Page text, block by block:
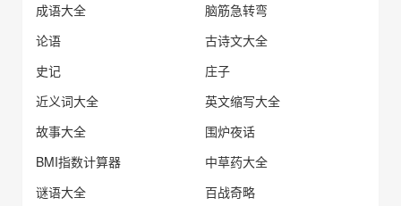
成语大全
脑筋急转弯
论语
古诗文大全
史记
庄子
近义词大全
英文缩写大全
故事大全
围炉夜话
BMI指数计算器
中草药大全
谜语大全
百战奇略